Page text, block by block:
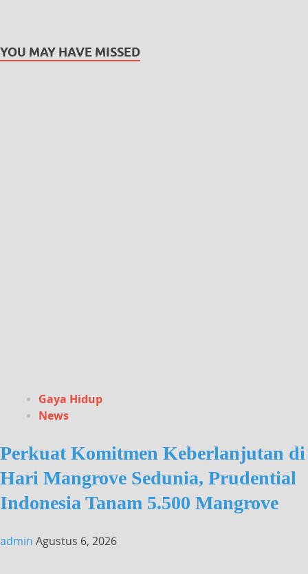
YOU MAY HAVE MISSED
Gaya Hidup
News
Perkuat Komitmen Keberlanjutan di
Hari Mangrove Sedunia, Prudential
Indonesia Tanam 5.500 Mangrove
admin Agustus 6, 2026